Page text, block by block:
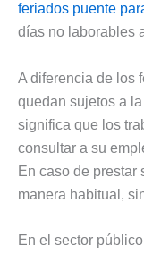
feriados puente
días no laborables
A diferencia de los
quedan sujetos a
significa que los
consultar a su
En caso de
manera habitual,
En el sector